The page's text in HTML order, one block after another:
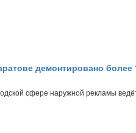
демонтировано
сфере наружной рекламы